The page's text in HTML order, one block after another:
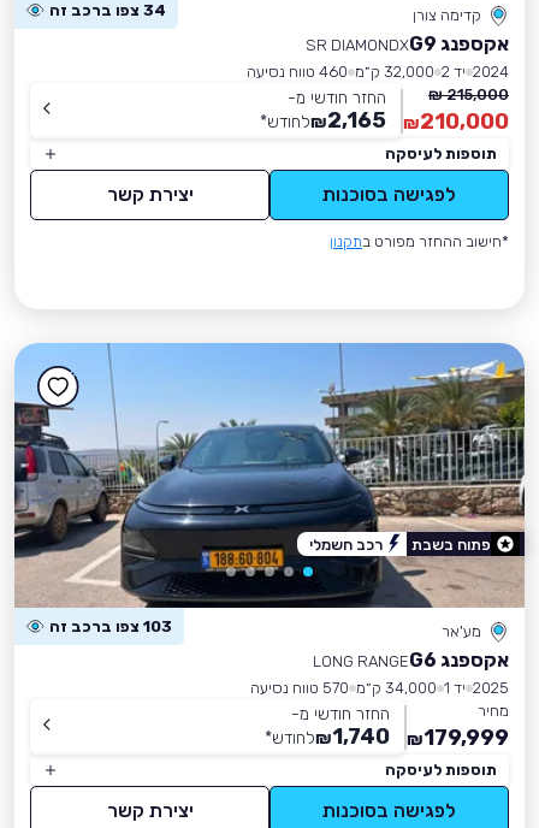
קדימה צורן 34 צפו ברכב זה
אקספנג G9
SR DIAMONDX
2024 יד 2 32,000 ק״מ
460 טווח נסיעה
215,000 ₪
210,000
₪
החזר חודשי מ-
2,165
₪לחודש*
תוספות לעיסקה
לפגישה בסוכנות יצירת קשר
*חישוב ההחזר מפורט בתקנון
מע'אר 103 צפו ברכב זה
אקספנג G6
LONG RANGE
2025 יד 1 34,000 ק״מ
570 טווח נסיעה
מחיר
179,999
₪
החזר חודשי מ-
1,740
₪לחודש*
תוספות לעיסקה
לפגישה בסוכנות יצירת קשר
פתוח בשבת רכב חשמלי